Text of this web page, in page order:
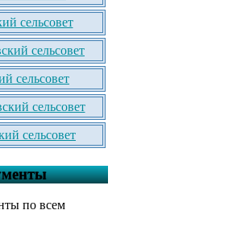
сельсовет
сельсовет
сельсовет
сельсовет
сельсовет
по всем